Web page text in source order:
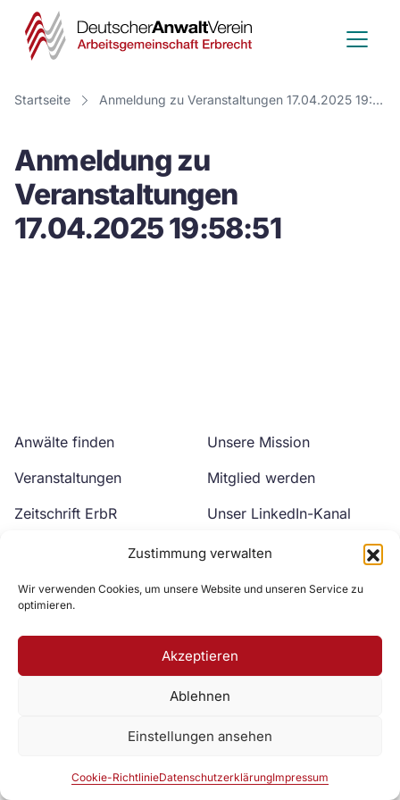
Zustimmung verwalten
Wir verwenden Cookies, um unsere Website und unseren Service zu
optimieren.
Akzeptieren
Ablehnen
Einstellungen ansehen
Cookie-RichtlinieDatenschutzerklärungImpressum
Deutscher
Anwalt
Verein
Startseite Anmeldung zu Veranstaltungen 17.04.2025 19:58:51
Anmeldung zu
Veranstaltungen
17.04.2025 19:58:51
Anwälte finden
Veranstaltungen
Zeitschrift ErbR
Unsere Mission
Mitglied werden
Unser LinkedIn-Kanal
Unser YouTube-Kanal
Zur DAV Webseite